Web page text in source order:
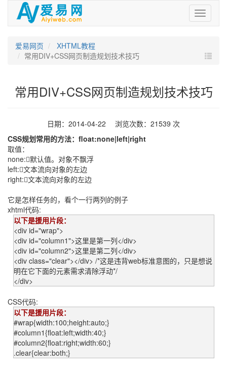
爱
易
爱易网页
XHTML教程
常用DIV+CSS网页制造规划技术技巧
常用DIV+CSS网页制造规划技术技巧
日期：2014-04-22 浏览次数：21539 次
CSS规划常用的方法：float:none|left|right
取值：
none:默认值。对象不飘浮
left:文本流向对象的左边
right:文本流向对象的左边
它是怎样任务的，看个一行两列的例子
xhtml代码:
以下是援用片段：
<div id="wrap">
<div id="column1">这里是第一列</div>
<div id="column2">这里是第二列</div>
<div class="clear"></div> /*这是违背web标准意图的，只是想说
明在它下面的元素需求清除浮动*/
</div>
CSS代码:
以下是援用片段：
#wrap{width:100;height:auto;}
#column1{float:left;width:40;}
#column2{float:right;width:60;}
.clear{clear:both;}